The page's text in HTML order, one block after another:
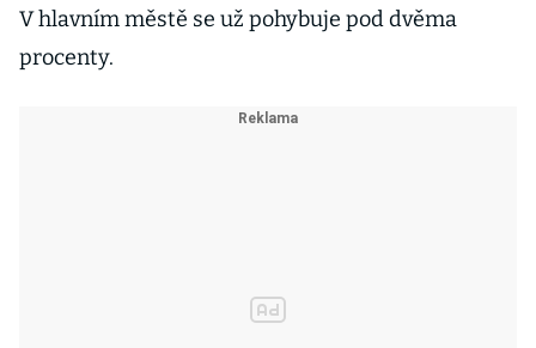
V hlavním městě se už pohybuje pod dvěma
procenty.